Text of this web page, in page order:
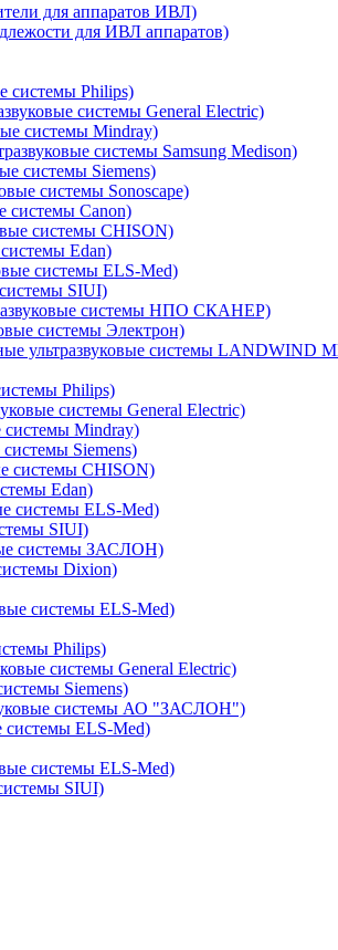
для аппаратов ИВЛ)
для ИВЛ аппаратов)
системы Philips)
системы General Electric)
системы Mindray)
системы Samsung Medison)
системы Siemens)
системы Sonoscape)
системы Canon)
системы CHISON)
Edan)
системы ELS-Med)
SIUI)
системы НПО СКАНЕР)
системы Электрон)
ультразвуковые системы LANDWIND
Philips)
системы General Electric)
системы Mindray)
Siemens)
системы CHISON)
Edan)
системы ELS-Med)
SIUI)
системы ЗАСЛОН)
Dixion)
системы ELS-Med)
Philips)
системы General Electric)
Siemens)
системы АО "ЗАСЛОН")
системы ELS-Med)
системы ELS-Med)
SIUI)